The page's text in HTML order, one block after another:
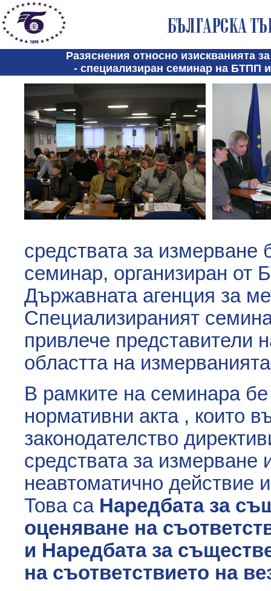
Разяснения относно изискванията
- специализиран семинар на БТПП
средствата за измерване
семинар, организиран от
Държавната агенция за
Специализираният
привлече представители
областта на
В рамките на семинара бе
нормативни акта , които
законодателство
средствата за измерване
неавтоматично действие
Това са Наредбата за
оценяване на
и Наредбата за
на съответствието на